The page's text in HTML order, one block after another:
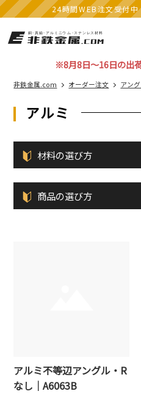
※8月8日～16日の出
24時間WEB注文受付
非鉄金属.com オーダー注文 アン
アルミ
材料の選び方
商品の選び方
アルミ不等辺アングル・R
なし｜A6063B